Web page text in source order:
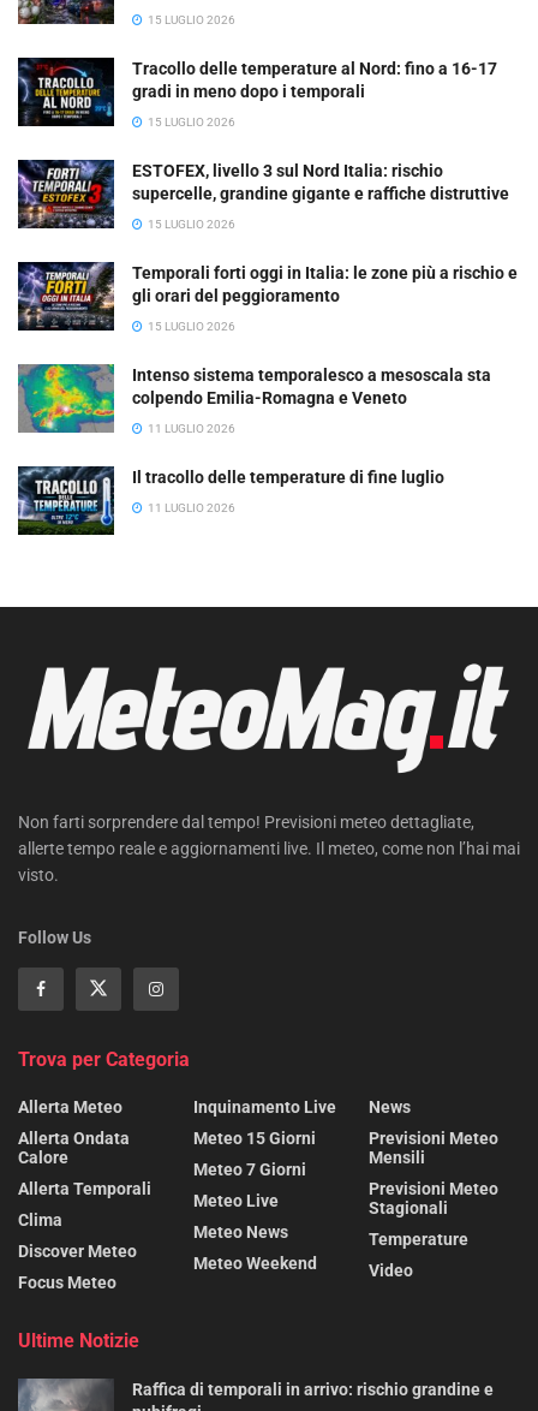
15 LUGLIO 2026
Tracollo delle temperature al Nord: fino a 16-17
gradi in meno dopo i temporali
15 LUGLIO 2026
ESTOFEX, livello 3 sul Nord Italia: rischio
supercelle, grandine gigante e raffiche distruttive
15 LUGLIO 2026
Temporali forti oggi in Italia: le zone più a rischio e
gli orari del peggioramento
15 LUGLIO 2026
Intenso sistema temporalesco a mesoscala sta
colpendo Emilia-Romagna e Veneto
11 LUGLIO 2026
Il tracollo delle temperature di fine luglio
11 LUGLIO 2026
Non farti sorprendere dal tempo! Previsioni meteo dettagliate,
allerte tempo reale e aggiornamenti live. Il meteo, come non l’hai mai
visto.
Follow Us
Trova per Categoria
Allerta Meteo
Allerta Ondata
Calore
Allerta Temporali
Clima
Discover Meteo
Focus Meteo
Inquinamento Live
Meteo 15 Giorni
Meteo 7 Giorni
Meteo Live
Meteo News
Meteo Weekend
News
Previsioni Meteo
Mensili
Previsioni Meteo
Stagionali
Temperature
Video
Ultime Notizie
Raffica di temporali in arrivo: rischio grandine e